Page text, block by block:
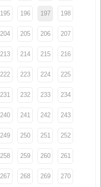
195 196 197 198
204 205 206 207
213 214 215 216
222 223 224 225
231 232 233 234
240 241 242 243
249 250 251 252
258 259 260 261
267 268 269 270